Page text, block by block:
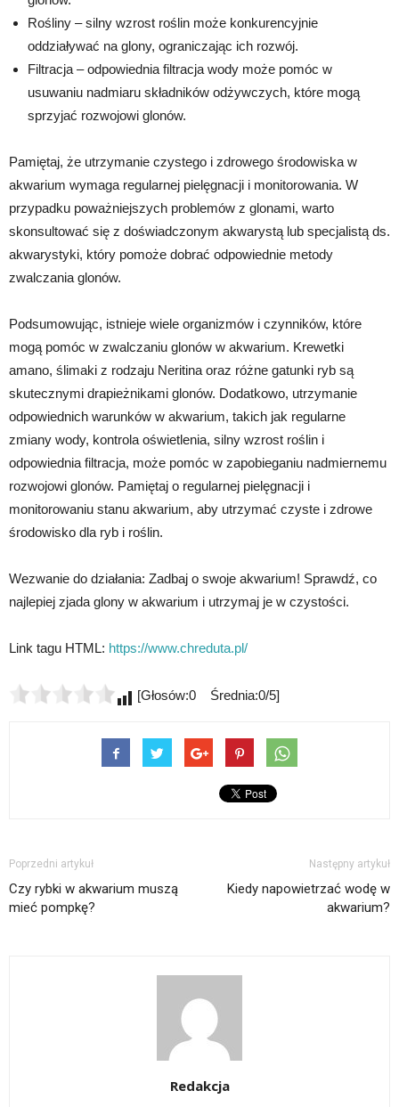
Rośliny – silny wzrost roślin może konkurencyjnie
oddziaływać na glony, ograniczając ich rozwój.
Filtracja – odpowiednia filtracja wody może pomóc w
usuwaniu nadmiaru składników odżywczych, które mogą
sprzyjać rozwojowi glonów.
Pamiętaj, że utrzymanie czystego i zdrowego środowiska w
akwarium wymaga regularnej pielęgnacji i monitorowania. W
przypadku poważniejszych problemów z glonami, warto
skonsultować się z doświadczonym akwarystą lub specjalistą ds.
akwarystyki, który pomoże dobrać odpowiednie metody
zwalczania glonów.
Podsumowując, istnieje wiele organizmów i czynników, które
mogą pomóc w zwalczaniu glonów w akwarium. Krewetki
amano, ślimaki z rodzaju Neritina oraz różne gatunki ryb są
skutecznymi drapieżnikami glonów. Dodatkowo, utrzymanie
odpowiednich warunków w akwarium, takich jak regularne
zmiany wody, kontrola oświetlenia, silny wzrost roślin i
odpowiednia filtracja, może pomóc w zapobieganiu nadmiernemu
rozwojowi glonów. Pamiętaj o regularnej pielęgnacji i
monitorowaniu stanu akwarium, aby utrzymać czyste i zdrowe
środowisko dla ryb i roślin.
Wezwanie do działania: Zadbaj o swoje akwarium! Sprawdź, co
najlepiej zjada glony w akwarium i utrzymaj je w czystości.
Link tagu HTML: https://www.chreduta.pl/
[Głosów:0 Średnia:0/5]
Poprzedni artykuł
Czy rybki w akwarium muszą
mieć pompkę?
Następny artykuł
Kiedy napowietrzać wodę w
akwarium?
Redakcja